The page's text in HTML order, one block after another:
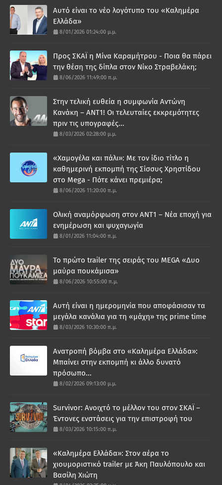
Αυτό είναι το νέο λογότυπο του «Καλημέρα
Ελλάδα»
8/01/2026 01:24:00 μ.μ.
Προς ΣΚΑΪ η Μίνα Καραμήτρου - Ποια θα πάρει
την θέση της δίπλα στον Νίκο Στραβελάκη;
8/06/2026 11:49:00 π.μ.
Στην τελική ευθεία η συμφωνία Αντώνη
Κανάκη – ΑΝΤ1! Οι τελευταίες εκκρεμότητες
πριν τις υπογραφές...
8/03/2026 02:28:00 μ.μ.
«Χαμογέλα και πάλι»: Με τον ίδιο τίτλο η
καθημερινή εκπομπή της Σίσσυς Χρηστίδου
στο Mega - Πότε κάνει πρεμιέρα;
8/06/2026 11:20:00 π.μ.
Ολική αναμόρφωση στον ΑΝΤ1 – Νέα εποχή για
ενημέρωση και ψυχαγωγία
8/01/2026 11:04:00 π.μ.
Το πρώτο trailer της σειράς του MEGA «Δυο
μαύρα πουκάμισα»
8/06/2026 10:55:00 π.μ.
Αυτή είναι η ημερομηνία που αποφάσισαν τα
μεγάλα κανάλια για τη «μάχη» της prime time
8/03/2026 10:30:00 π.μ.
Ανατροπή βόμβα στο «Καλημέρα Ελλάδα»:
Μπαίνει στην εκπομπή κι άλλο δυνατό
πρόσωπο...
8/02/2026 09:13:00 μ.μ.
Survivor: Ανοιχτό το μέλλον του στον ΣΚΑΪ –
Έντονες ενστάσεις για την επιστροφή του
8/03/2026 10:15:00 π.μ.
«Καλημέρα Ελλάδα»: Στον αέρα το
χιουμοριστικό trailer με Άκη Παυλόπουλο και
Βασίλη Χιώτη